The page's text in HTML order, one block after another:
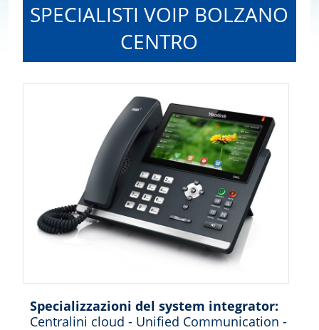
SPECIALISTI VOIP BOLZANO
CENTRO
Specializzazioni del system integrator:
Centralini cloud - Unified Communication -